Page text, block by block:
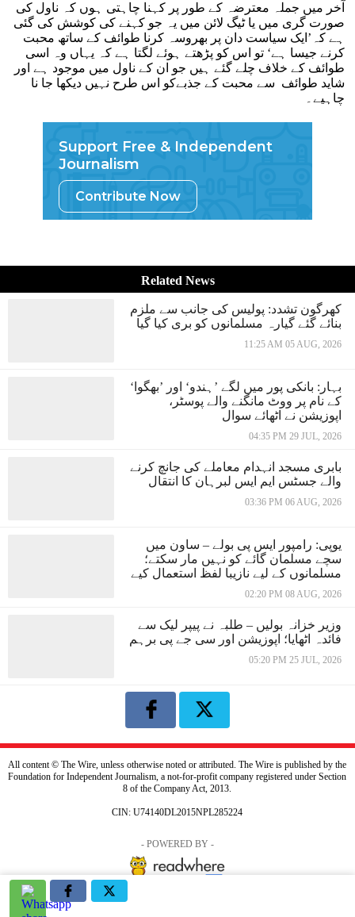
آخر میں جملہ معترضہ کے طور پر کہنا چاہتی ہوں کہ ناول کی
صورت گری میں یا ٹیگ لائن میں یہ جو کہنے کی کوشش کی گئی
ہے کہ’ایک سیاست دان پر بھروسہ کرنا طوائف کے ساتھ محبت
کرنے جیسا ہے‘ تو اس کو پڑھتے ہوئے لگتا ہے کہ یہاں وہ اسی
طوائف کے خلاف چلے گئے ہیں جو ان کے ناول میں موجود ہے اور
شاید طوائف سے محبت کے جذبےکو اس طرح نہیں دیکھا جا نا
چاہیے۔
Support Free & Independent
Journalism
Contribute Now
Related News
کھرگون تشدد: پولیس کی جانب سے ملزم
بنائے گئے گیارہ مسلمانوں کو بری کیا گیا
11:25 AM 05 AUG, 2026
بہار: بانکی پور میں لگے ’ہندو‘ اور ’بھگوا‘
کے نام پر ووٹ مانگنے والے پوسٹر،
اپوزیشن نے اٹھائے سوال
04:35 PM 29 JUL, 2026
بابری مسجد انہدام معاملے کی جانچ کرنے
والے جسٹس ایم ایس لبرہان کا انتقال
03:36 PM 06 AUG, 2026
یوپی: رامپور ایس پی بولے – ساون میں
سچے مسلمان گائے کو نہیں مار سکتے؛
مسلمانوں کے لیے نازیبا لفظ استعمال کیے
02:20 PM 08 AUG, 2026
وزیر خزانہ بولیں – طلبہ نے پیپر لیک سے
فائدہ اٹھایا؛ اپوزیشن اور سی جے پی برہم
05:20 PM 25 JUL, 2026
All content © The Wire, unless otherwise noted or attributed. The Wire is published by the
Foundation for Independent Journalism, a not-for-profit company registered under Section
8 of the Company Act, 2013.
CIN: U74140DL2015NPL285224
- POWERED BY -